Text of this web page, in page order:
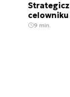
9 min.